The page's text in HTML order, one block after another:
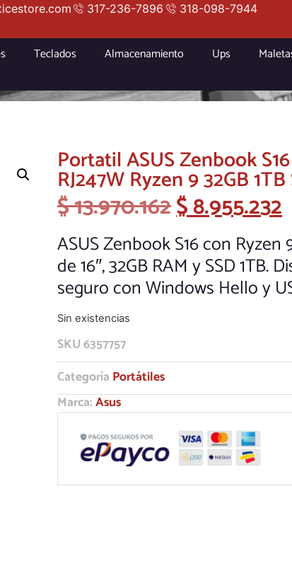
317-236-7896 318-098-7944
Teclados Almacenamiento Ups
Portatil ASUS Zenbook
RJ247W Ryzen 9 32GB
$13.970.162$8.955.232
ASUS Zenbook S16 con Ryzen
de 16″, 32GB RAM y SSD 1TB.
seguro con Windows Hello y
Sin existencias
SKU6357757
Categoría Portátiles
Marca:Asus